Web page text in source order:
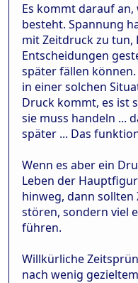
Es kommt darauf
besteht. Spannung
mit Zeitdruck zu tun,
Entscheidungen
später fällen
in einer solchen
Druck kommt, es ist
sie muss handeln ...
später ... Das
Wenn es aber ein
Leben der
hinweg, dann
stören, sondern viel
führen.
Willkürliche
nach wenig